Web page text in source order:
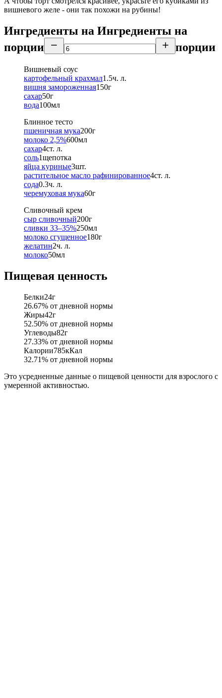
вишневого желе - они так похожи на рубины!
Ингредиенты на Ингредиенты на
порции
порции
Вишневый соус
картофельный крахмал1.5ч. л.
вишня замороженная150г
сахар50г
вода100мл
Блинное тесто
пшеничная мука200г
молоко 2,5%600мл
сахар4ст. л.
соль1щепотка
яйца куриные3шт.
растительное масло рафинированное4ст. л.
сода0.3ч. л.
черемуховая мука60г
Сливочный крем
сыр сливочный200г
сливки 33–35%250мл
молоко сгущенное180г
желатин2ч. л.
молоко50мл
Пищевая ценность
Белки24г
26.67% от дневной нормы
Жиры42г
52.50% от дневной нормы
Углеводы82г
27.33% от дневной нормы
Калории785кКал
32.71% от дневной нормы
Это усредненные данные о пищевой ценности для взрослого с
умеренной активностью.